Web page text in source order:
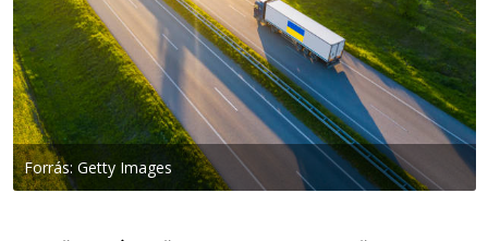
Forrás: Getty Images